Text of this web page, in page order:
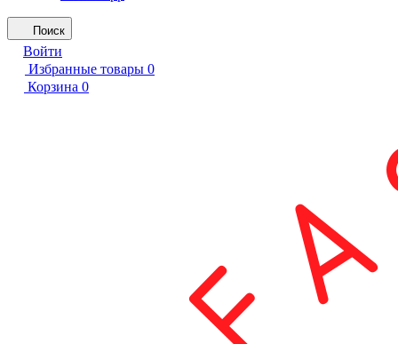
Поиск
Войти
Избранные товары 0
Корзина 0